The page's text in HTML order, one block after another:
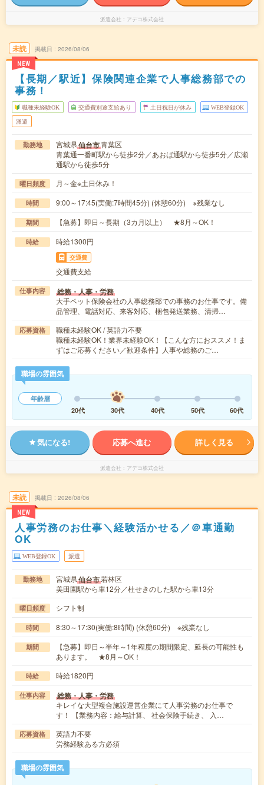
派遣会社 アデコ株式会社
未読
NEW
掲載日 2026/08/06
【長期／駅近】保険関連企業で人事総務部での
事務！
職種未経験OK 交通費別途支給あり 土日祝日が休み WEB登録OK
派遣
勤務地 宮城県仙台市青葉区
青葉通一番町駅から徒歩2分／あおば通駅から徒歩5分／広瀬
通駅から徒歩5分
曜日頻度 月～金※土日休み！
時間 9:00～17:45(実働:7時間45分) (休憩60分) ※残業なし
期間 【急募】即日～長期（3カ月以上） ★8月～OK！
時給 時給1300円
交通費
交通費支給
仕事内容 総務・人事・労務
大手ペット保険会社の人事総務部での事務のお仕事です。備
品管理、電話対応、来客対応、梱包発送業務、清掃…
応募資格
職種未経験OK / 英語力不要
職種未経験OK！業界未経験OK！【こんな方におススメ！ま
ずはご応募ください／歓迎条件】人事や総務のご…
職場の雰囲気
年齢層
20代
30代 40代 50代 60代
気になる! 応募へ進む 詳しく見る
派遣会社 アデコ株式会社
未読
NEW
掲載日 2026/08/06
人事労務のお仕事＼経験活かせる／＠車通勤
OK
WEB登録OK 派遣
勤務地 宮城県仙台市若林区
美田園駅から車12分／杜せきのした駅から車13分
曜日頻度 シフト制
時間 8:30～17:30(実働:8時間) (休憩60分) ※残業なし
期間
【急募】即日～半年～1年程度の期間限定、延長の可能性も
あります。 ★8月～OK！
時給 時給1820円
仕事内容 総務・人事・労務
キレイな大型複合施設運営企業にて人事労務のお仕事で
す！ 【業務内容：給与計算、 社会保険手続き、 入…
応募資格
英語力不要
労務経験ある方必須
職場の雰囲気